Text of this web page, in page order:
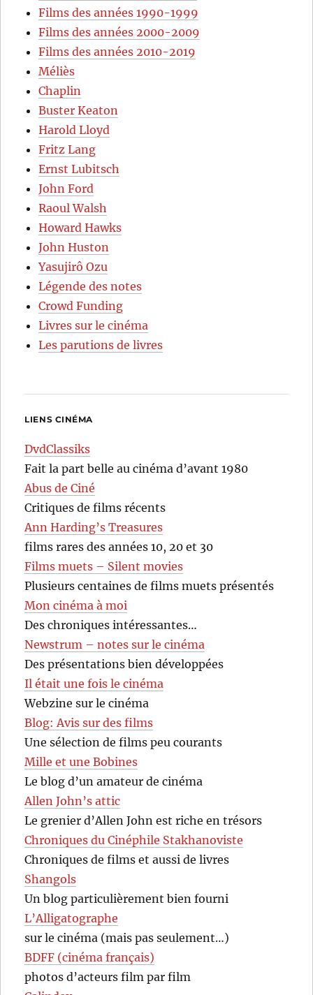
Films des années 1990-1999
Films des années 2000-2009
Films des années 2010-2019
Méliès
Chaplin
Buster Keaton
Harold Lloyd
Fritz Lang
Ernst Lubitsch
John Ford
Raoul Walsh
Howard Hawks
John Huston
Yasujirô Ozu
Légende des notes
Crowd Funding
Livres sur le cinéma
Les parutions de livres
LIENS CINÉMA
DvdClassiks
Fait la part belle au cinéma d’avant 1980
Abus de Ciné
Critiques de films récents
Ann Harding’s Treasures
films rares des années 10, 20 et 30
Films muets – Silent movies
Plusieurs centaines de films muets présentés
Mon cinéma à moi
Des chroniques intéressantes…
Newstrum – notes sur le cinéma
Des présentations bien développées
Il était une fois le cinéma
Webzine sur le cinéma
Blog: Avis sur des films
Une sélection de films peu courants
Mille et une Bobines
Le blog d’un amateur de cinéma
Allen John’s attic
Le grenier d’Allen John est riche en trésors
Chroniques du Cinéphile Stakhanoviste
Chroniques de films et aussi de livres
Shangols
Un blog particulièrement bien fourni
L’Alligatographe
sur le cinéma (mais pas seulement…)
BDFF (cinéma français)
photos d’acteurs film par film